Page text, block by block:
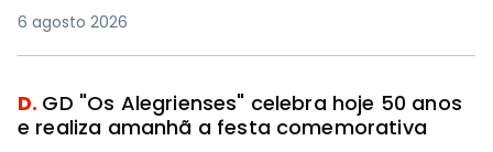
6 agosto 2026
D. GD "Os Alegrienses" celebra hoje 50 anos
e realiza amanhã a festa comemorativa